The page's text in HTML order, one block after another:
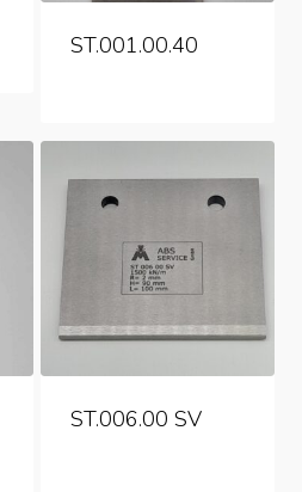
ST.001.00.40
ST.006.00 SV